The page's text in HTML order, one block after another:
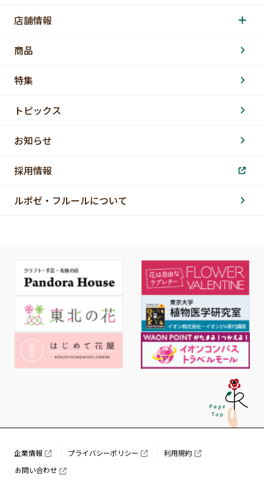
店舗情報
商品
特集
トピックス
お知らせ
採用情報
ルポゼ・フルールについて
企業情報 プライバシーポリシー
利用規約
お問い合わせ